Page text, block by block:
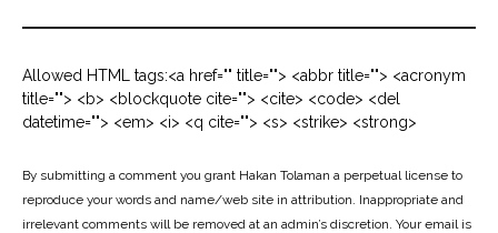
Allowed HTML tags:<a href="" title=""> <abbr title=""> <acronym
title=""> <b> <blockquote cite=""> <cite> <code> <del
datetime=""> <em> <i> <q cite=""> <s> <strike> <strong>
By submitting a comment you grant Hakan Tolaman a perpetual license to
reproduce your words and name/web site in attribution. Inappropriate and
irrelevant comments will be removed at an admin’s discretion. Your email is